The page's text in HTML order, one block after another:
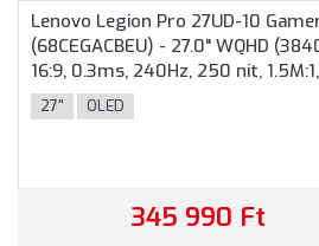
Lenovo Legion Pro 27UD-10
(68CEGACBEU) - 27.0" WQHD
16:9, 0.3ms, 240Hz, 250 nit,
DisplayPort, USB, 3 év garancia,
27" OLED
345 990 Ft